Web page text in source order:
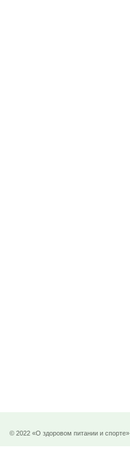
© 2022 «О здоровом питании и спорте»